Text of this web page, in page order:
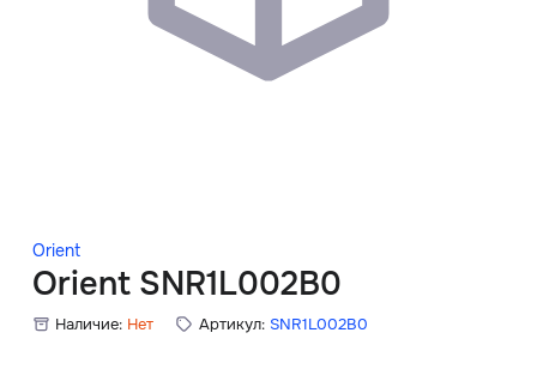
Orient
Orient SNR1L002B0
Наличие: Нет Артикул: SNR1L002B0
Каталог
Мужские часы
Главная